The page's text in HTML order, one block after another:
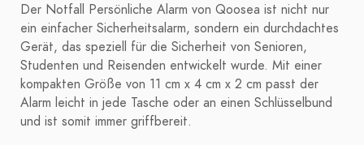
Der Notfall Persönliche Alarm von Qoosea ist nicht nur
ein einfacher Sicherheitsalarm, sondern ein durchdachtes
Gerät, das speziell für die Sicherheit von Senioren,
Studenten und Reisenden entwickelt wurde. Mit einer
kompakten Größe von 11 cm x 4 cm x 2 cm passt der
Alarm leicht in jede Tasche oder an einen Schlüsselbund
und ist somit immer griffbereit.